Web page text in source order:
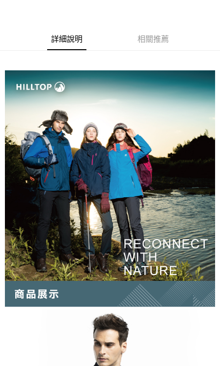
詳細說明 相關推薦